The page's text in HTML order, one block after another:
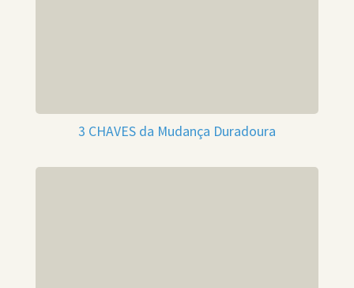
3 CHAVES da Mudança Duradoura